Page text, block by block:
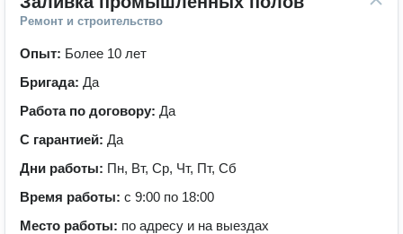
Ремонт и строительство
Опыт: Более 10 лет
Бригада: Да
Работа по договору: Да
С гарантией: Да
Дни работы: Пн, Вт, Ср, Чт, Пт, Сб
Время работы: с 9:00 по 18:00
Место работы: по адресу и на выездах